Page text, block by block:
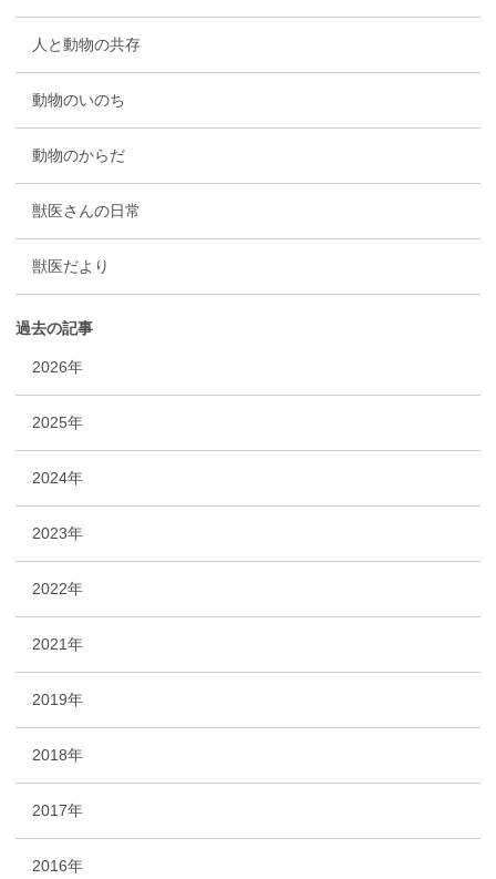
人と動物の共存
動物のいのち
動物のからだ
獣医さんの日常
獣医だより
過去の記事
2026年
2025年
2024年
2023年
2022年
2021年
2019年
2018年
2017年
2016年